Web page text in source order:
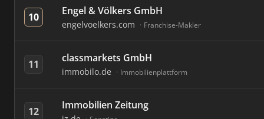
10 Engel & Völkers GmbH
engelvoelkers.com Franchise-Makler
11 classmarkets GmbH
immobilo.de Immobilienplattform
12 Immobilien Zeitung